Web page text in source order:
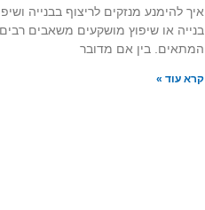
איך להימנע מנזקים לריצוף בבנייה
בנייה או שיפוץ מושקעים משאבים
המתאים. בין אם מדובר
קרא עוד »